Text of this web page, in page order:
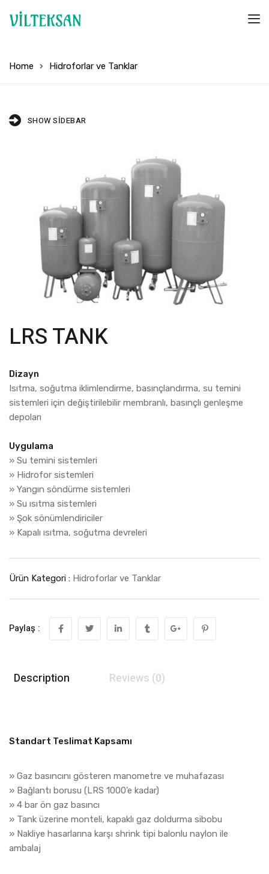
Home Hidroforlar ve Tanklar
SHOW SIDEBAR
LRS TANK
Dizayn
Isıtma, soğutma iklimlendirme, basınçlandırma, su temini
sistemleri için değiştirilebilir membranlı, basınçlı genleşme
depoları
Uygulama
» Su temini sistemleri
» Hidrofor sistemleri
» Yangın söndürme sistemleri
» Su ısıtma sistemleri
» Şok sönümlendiriciler
» Kapalı ısıtma, soğutma devreleri
Ürün Kategori : Hidroforlar ve Tanklar
Paylaş :
Description Reviews (0)
Standart Teslimat Kapsamı
» Gaz basıncını gösteren manometre ve muhafazası
» Bağlantı borusu (LRS 1000’e kadar)
» 4 bar ön gaz basıncı
» Tank üzerine monteli, kapaklı gaz doldurma sibobu
» Nakliye hasarlarına karşı shrink tipi balonlu naylon ile
ambalaj